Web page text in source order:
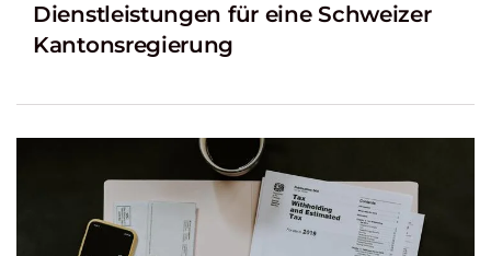
Dienstleistungen für eine Schweizer
Kantonsregierung